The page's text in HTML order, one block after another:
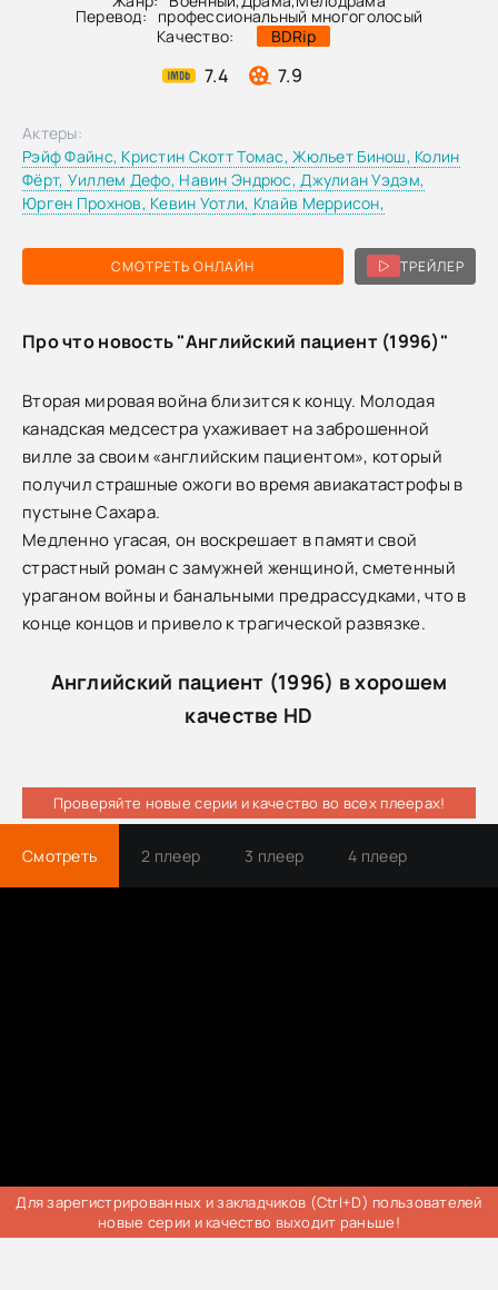
Перевод: профессиональный многоголосый
Качество:
BDRip
7.4 7.9
СМОТРЕТЬ ОНЛАЙН ТРЕЙЛЕР
Актеры:
Рэйф Файнс, Кристин Скотт Томас,Жюльет Бинош, Колин
Фёрт, Уиллем Дефо, Навин Эндрюс,Джулиан Уэдэм,
Юрген Прохнов, Кевин Уотли, Клайв Меррисон,
Про что новость "Английский пациент (1996)"
Вторая мировая война близится к концу. Молодая
канадская медсестра ухаживает на заброшенной
вилле за своим «английским пациентом», который
получил страшные ожоги во время авиакатастрофы в
пустыне Сахара.
Медленно угасая, он воскрешает в памяти свой
страстный роман с замужней женщиной, сметенный
ураганом войны и банальными предрассудками, что в
конце концов и привело к трагической развязке.
Английский пациент (1996) в хорошем
качестве HD
Проверяйте новые серии и качество во всех плеерах!
Смотреть 2 плеер 3 плеер 4 плеер
Для зарегистрированных и закладчиков (Ctrl+D) пользователей
новые серии и качество выходит раньше!